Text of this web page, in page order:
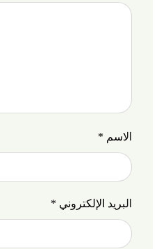
الاسم *
البريد الإلكتروني *